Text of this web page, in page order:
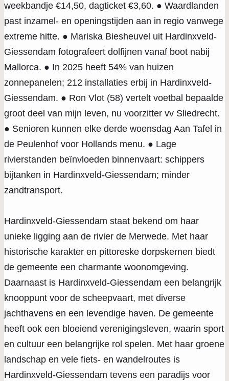
weekbandje €14,50, dagticket €3,60. ● Waardlanden
past inzamel- en openingstijden aan in regio vanwege
extreme hitte. ● Mariska Biesheuvel uit Hardinxveld-
Giessendam fotografeert dolfijnen vanaf boot nabij
Mallorca. ● In 2025 heeft 54% van huizen
zonnepanelen; 212 installaties erbij in Hardinxveld-
Giessendam. ● Ron Vlot (58) vertelt voetbal bepaalde
groot deel van mijn leven, nu voorzitter vv Sliedrecht.
● Senioren kunnen elke derde woensdag Aan Tafel in
de Peulenhof voor Hollands menu. ● Lage
rivierstanden beïnvloeden binnenvaart: schippers
bijtanken in Hardinxveld-Giessendam; minder
zandtransport.
Hardinxveld-Giessendam staat bekend om haar
unieke ligging aan de rivier de Merwede. Met haar
historische karakter en pittoreske dorpskernen biedt
de gemeente een charmante woonomgeving.
Daarnaast is Hardinxveld-Giessendam een belangrijk
knooppunt voor de scheepvaart, met diverse
jachthavens en een levendige haven. De gemeente
heeft ook een bloeiend verenigingsleven, waarin sport
en cultuur een belangrijke rol spelen. Met haar groene
landschap en vele fiets- en wandelroutes is
Hardinxveld-Giessendam tevens een paradijs voor